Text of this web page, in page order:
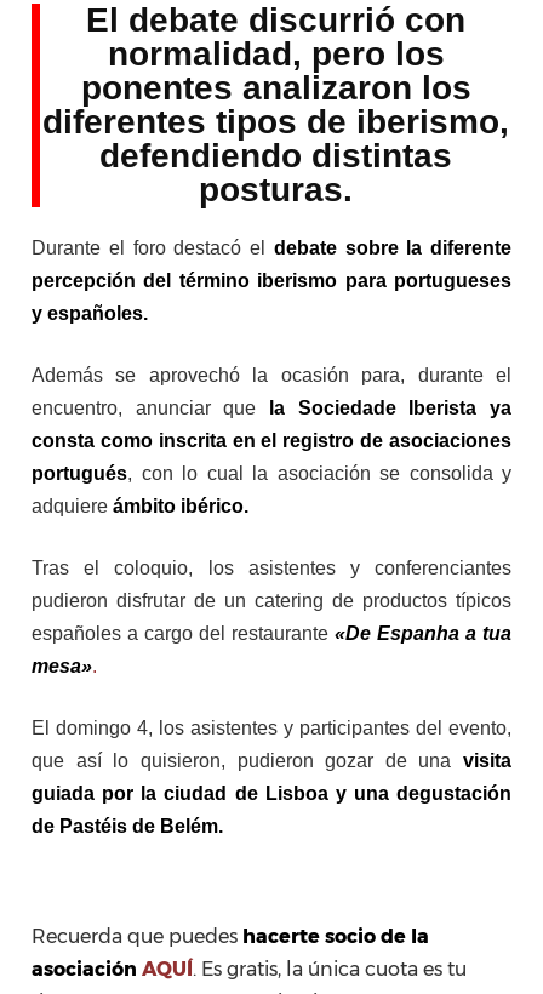
El debate discurrió con
normalidad, pero los
ponentes analizaron los
diferentes tipos de iberismo,
defendiendo distintas
posturas.
Durante el foro destacó el debate sobre la diferente
percepción del término iberismo para portugueses
y españoles.
Además se aprovechó la ocasión para, durante el
encuentro, anunciar que
la Sociedade Iberista ya
consta como inscrita en el registro de asociaciones
portugués, con lo cual la asociación se consolida y
adquiere ámbito ibérico.
Tras el coloquio, los asistentes y conferenciantes
pudieron disfrutar de un catering de productos típicos
españoles a cargo del restaurante «De Espanha a tua
mesa».
El domingo 4, los asistentes y participantes del evento,
que así lo quisieron, pudieron gozar de una visita
guiada por la ciudad de Lisboa y una degustación
de Pastéis de Belém.
Recuerda que puedes hacerte socio de la
asociación AQUÍ . Es gratis, la única cuota es tu